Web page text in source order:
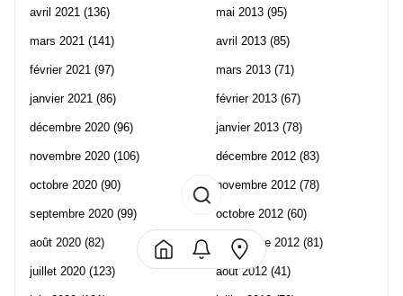
avril 2021 (136)
mars 2021 (141)
février 2021 (97)
janvier 2021 (86)
décembre 2020 (96)
novembre 2020 (106)
octobre 2020 (90)
septembre 2020 (99)
août 2020 (82)
juillet 2020 (123)
mai 2013 (95)
avril 2013 (85)
mars 2013 (71)
février 2013 (67)
janvier 2013 (78)
décembre 2012 (83)
novembre 2012 (78)
octobre 2012 (60)
septembre 2012 (81)
août 2012 (41)